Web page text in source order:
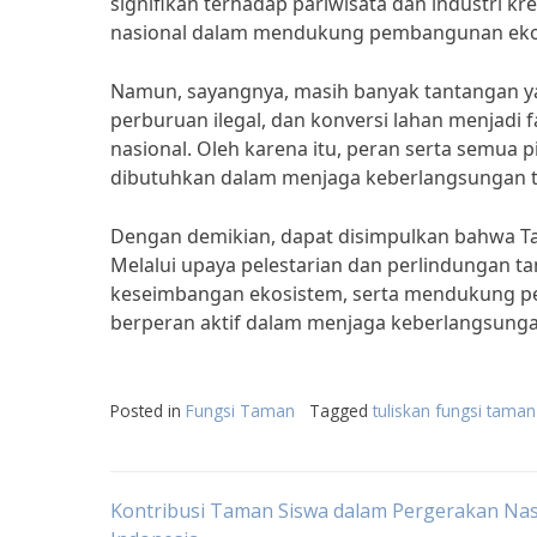
nasional dalam mendukung pembangunan
Namun, sayangnya, masih banyak tantangan
perburuan ilegal, dan konversi lahan
nasional. Oleh karena itu, peran serta semua
dibutuhkan dalam menjaga keberlangsungan
Dengan demikian, dapat disimpulkan bahwa
Melalui upaya pelestarian dan perlindungan
keseimbangan ekosistem, serta mendukung
berperan aktif dalam menjaga
Posted in Fungsi Taman Tagged tuliskan fungsi
Post
Kontribusi Taman Siswa dalam Pergerakan